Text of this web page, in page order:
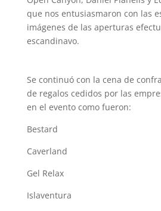
que nos entusiasmaron con las
imágenes de las aperturas
escandinavo.
Se continuó con la cena de
de regalos cedidos por las
en el evento como fueron:
Bestard
Caverland
Gel Relax
Islaventura